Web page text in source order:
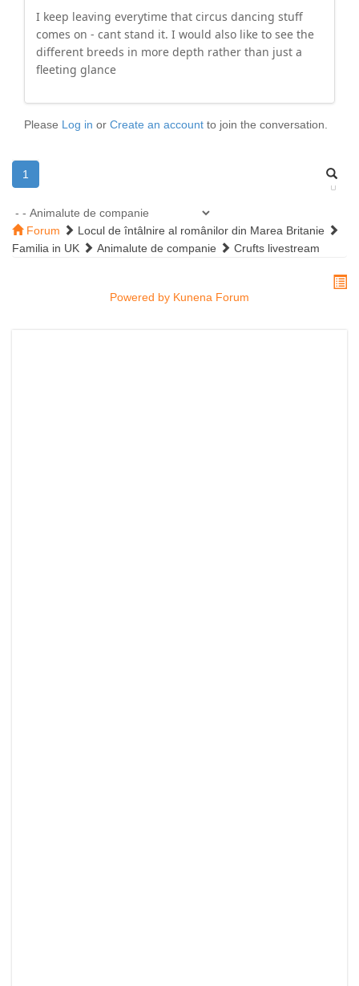
I keep leaving everytime that circus dancing stuff
comes on - cant stand it. I would also like to see the
different breeds in more depth rather than just a
fleeting glance
Please Log in or Create an account to join the conversation.
1
Forum
Locul de întâlnire al românilor din Marea Britanie
Familia in UK
Animalute de companie Crufts livestream
Powered by Kunena Forum